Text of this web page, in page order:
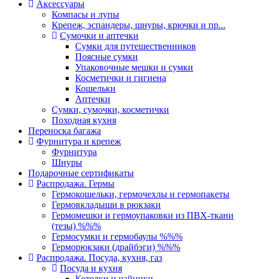
Аксессуары
Компасы и лупы
Крепеж, эспандеры, шнуры, крючки и пр...
Сумочки и аптечки
Сумки для путешественников
Поясные сумки
Упаковочные мешки и сумки
Косметички и гигиена
Кошельки
Аптечки
Сумки, сумочки, косметички
Походная кухня
Переноска багажа
Фурнитура и крепеж
Фурнитура
Шнуры
Подарочные сертификаты
Распродажа. Гермы
Гермокошельки, гермочехлы и гермопакеты
Гермовкладыши в рюкзаки
Гермомешки и гермоупаковки из ПВХ-ткани
(тезы) %%%
Гермосумки и гермобаулы %%%
Герморюкзаки (драйбэги) %%%
Распродажа. Посуда, кухня, газ
Посуда и кухня